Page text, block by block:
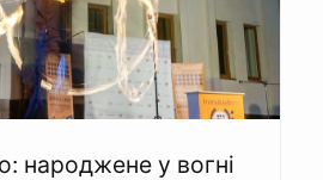
народжене у вогні